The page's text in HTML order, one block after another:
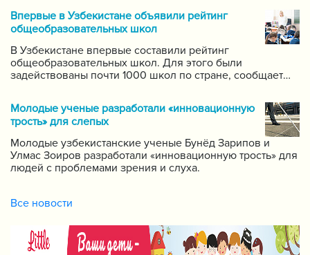
систему для размещения в интернете видео-уроков
самых ведущих учителей по каждому предмету.
Впервые в Узбекистане объявили рейтинг
общеобразовательных школ
В Узбекистане впервые составили рейтинг
общеобразовательных школ. Для этого были
задействованы почти 1000 школ по стране, сообщает
за качеством образования при Кабинете Министров
Республики Узбекистан.
Молодые ученые разработали «инновационную
трость» для слепых
Молодые узбекистанские ученые Бунёд Зарипов и
Улмас Зоиров разработали «инновационную трость» для
людей с проблемами зрения и слуха.
Все новости